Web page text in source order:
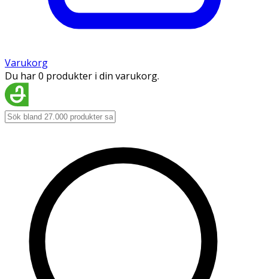
Varukorg
Du har 0 produkter i din varukorg.